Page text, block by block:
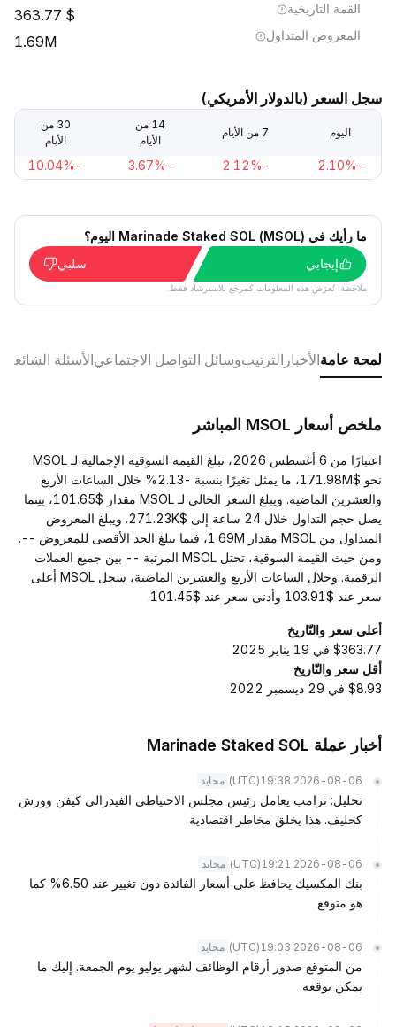
القمة التاريخية 363.77
المعروض المتداول 1.69M
سجل السعر (بالدولار الأمريكي)
اليوم 7 من الأيام
14 من
الأيام
30 من
الأيام
-2.10%
-2.12%
-3.67%
-10.04%
ما رأيك في Marinade Staked SOL (MSOL) اليوم؟
إيجابي
سلبي
ملاحظة: تُعرَض هذه المعلومات كمرجع للاسترشاد فقط.
لمحة عامةالأخبار الترتيبوسائل التواصل الاجتماعيالأسئلة الشائعة
ملخص أسعار MSOL المباشر
اعتبارًا من 6 أغسطس 2026، تبلغ القيمة السوقية الإجمالية لـ MSOL
نحو $171.98M، ما يمثل تغيرًا بنسبة -2.13% خلال الساعات الأربع
والعشرين الماضية. ويبلغ السعر الحالي لـ MSOL مقدار $101.65، بينما
يصل حجم التداول خلال 24 ساعة إلى $271.23K. ويبلغ المعروض
المتداول من MSOL مقدار 1.69M، فيما يبلغ الحد الأقصى للمعروض --.
ومن حيث القيمة السوقية، تحتل MSOL المرتبة -- بين جميع العملات
الرقمية. وخلال الساعات الأربع والعشرين الماضية، سجل MSOL أعلى
سعر عند $103.91 وأدنى سعر عند $101.45.
أعلى سعر والتّاريخ
$363.77 في 19 يناير 2025
أقل سعر والتّاريخ
$8.93 في 29 ديسمبر 2022
أخبار عملة Marinade Staked SOL
2026-08-06 19:38
(UTC) محايد
تحليل: ترامب يعامل رئيس مجلس الاحتياطي الفيدرالي كيفن وورش
كحليف. هذا يخلق مخاطر اقتصادية
2026-08-06 19:21
(UTC) محايد
بنك المكسيك يحافظ على أسعار الفائدة دون تغيير عند 6.50% كما
هو متوقع
2026-08-06 19:03
(UTC) محايد
من المتوقع صدور أرقام الوظائف لشهر يوليو يوم الجمعة. إليك ما
يمكن توقعه.